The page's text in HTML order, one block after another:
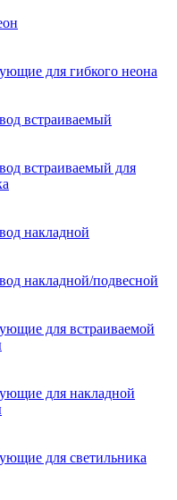
для гибкого неона
встраиваемый
встраиваемый для
накладной
накладной/подвесной
для встраиваемой
для накладной
для светильника